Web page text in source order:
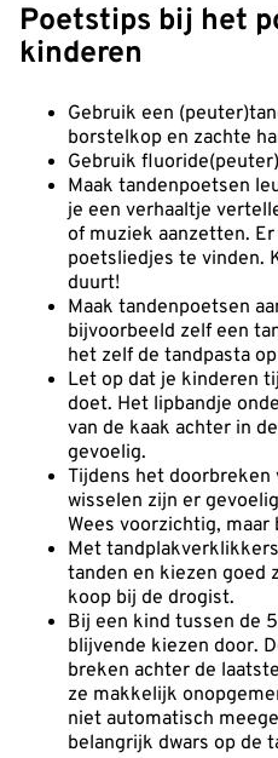
Poetstips bij het
kinderen
Gebruik een
borstelkop en zachte
Gebruik
Maak tandenpoetsen
je een verhaaltje
of muziek aanzetten.
poetsliedjes te vinden.
duurt!
Maak tandenpoetsen
bijvoorbeeld zelf een
het zelf de tandpasta
Let op dat je kinderen
doet. Het lipbandje
van de kaak achter in
gevoelig.
Tijdens het doorbreken
wisselen zijn er
Wees voorzichtig, maar
Met
tanden en kiezen goed
koop bij de drogist.
Bij een kind tussen de
blijvende kiezen door.
breken achter de
ze makkelijk
niet automatisch
belangrijk dwars op de